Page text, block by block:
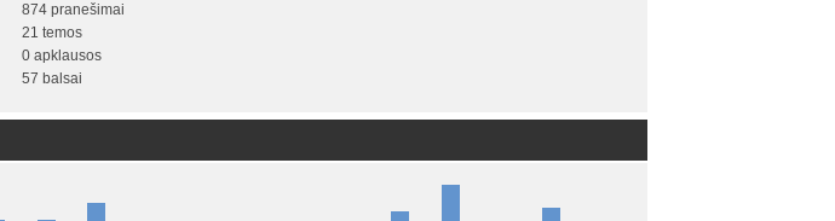
874 pranešimai
21 temos
0 apklausos
57 balsai